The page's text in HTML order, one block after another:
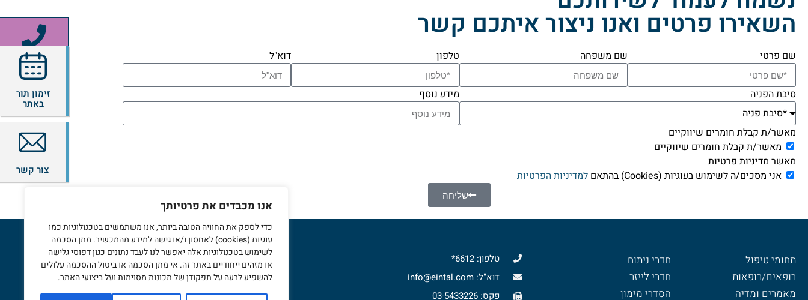
אנו מכבדים את פרטיותך
כדי לספק את החוויה הטובה ביותר, אנו משתמשים בטכנולוגיות כמו
עוגיות (cookies) לאחסון ו/או גישה למידע מהמכשיר. מתן הסכמה
לשימוש בטכנולוגיות אלה יאפשר לנו לעבד נתונים כגון דפוסי גלישה
או מזהים ייחודיים באתר זה. אי מתן הסכמה או ביטול ההסכמה עלולים
להשפיע לרעה על תפקודן של תכונות מסוימות ועל ביצועי האתר.
השאירו פרטים ואנו ניצור איתכם קשר
שם פרטי שם משפחה טלפון דוא"ל
סיבת הפניה מידע נוסף
מאשר/ת קבלת חומרים שיווקיים
מאשר/ת קבלת חומרים שיווקיים
מאשר מדיניות פרטיות
אני מסכים/ה לשימוש בעוגיות (Cookies) בהתאם
למדיניות הפרטיות
שליחה
תחומי טיפול
חדרי ניתוח
רופאים/רופאות
חדרי לייזר
מאמרים ומדיה
הסדרי מימון
טלפון: 6612*
דוא"ל: info@eintal.com
פקס: 03-5433226
צרו איתנו קשר
6612*
צור קשר
זימון תור
באתר